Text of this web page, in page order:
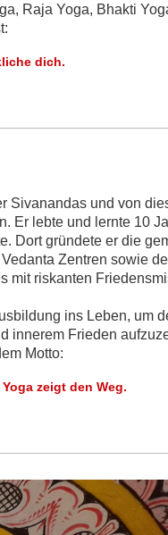
Raja Yoga, Bhakti
dich.
Sivanandas und von
Er lebte und lernte 10
Dort gründete er die
Zentren sowie
mit riskanten
ins Leben, um
innerem Frieden
Motto:
zeigt den Weg.